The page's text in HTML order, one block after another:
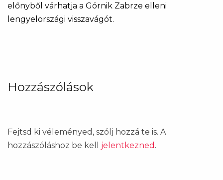
előnyből várhatja a Górnik Zabrze elleni
lengyelországi visszavágót.
Hozzászólások
Fejtsd ki véleményed, szólj hozzá te is. A
hozzászóláshoz be kell jelentkezned .